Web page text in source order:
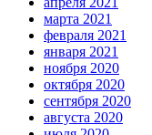
марта 2021
февраля 2021
января 2021
ноября 2020
октября 2020
сентября 2020
августа 2020